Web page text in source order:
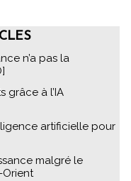
n’a pas la
grâce à l’IA
artificielle pour
malgré le